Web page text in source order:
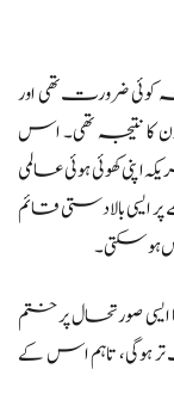
ضرورت تھی اور
نتیجہ تھی۔ اس
اپنی کھوئی ہوئی عالمی
ایسی بالادستی قائم
ہو سکتی۔
صورتحال پر ختم
ہوگی، تاہم اس کے